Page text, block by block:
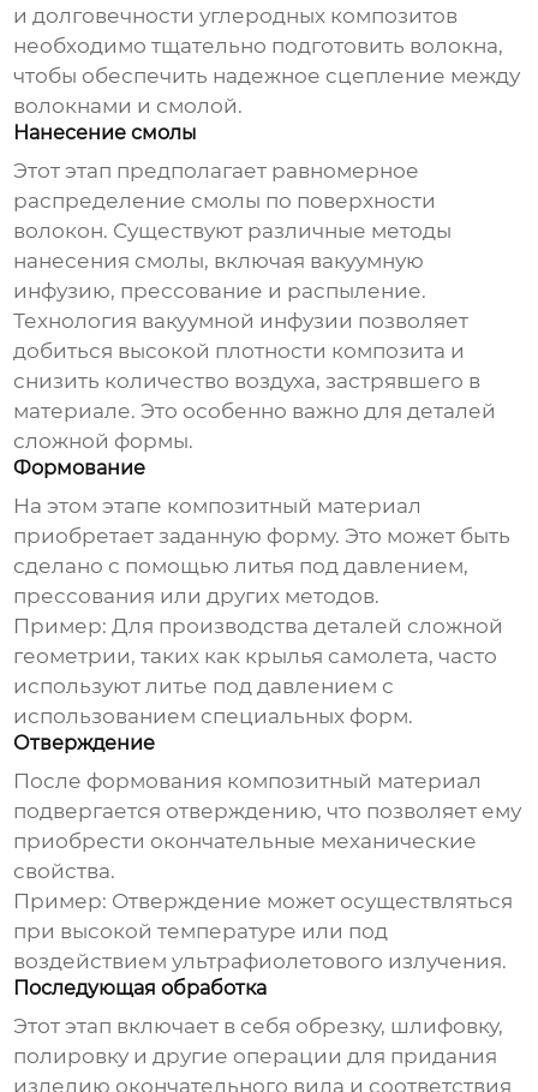
и долговечности углеродных композитов
необходимо тщательно подготовить волокна,
чтобы обеспечить надежное сцепление между
волокнами и смолой.
Нанесение смолы
Этот этап предполагает равномерное
распределение смолы по поверхности
волокон. Существуют различные методы
нанесения смолы, включая вакуумную
инфузию, прессование и распыление.
Технология вакуумной инфузии позволяет
добиться высокой плотности композита и
снизить количество воздуха, застрявшего в
материале. Это особенно важно для деталей
сложной формы.
Формование
На этом этапе композитный материал
приобретает заданную форму. Это может быть
сделано с помощью литья под давлением,
прессования или других методов.
Пример: Для производства деталей сложной
геометрии, таких как крылья самолета, часто
используют литье под давлением с
использованием специальных форм.
Отверждение
После формования композитный материал
подвергается отверждению, что позволяет ему
приобрести окончательные механические
свойства.
Пример: Отверждение может осуществляться
при высокой температуре или под
воздействием ультрафиолетового излучения.
Последующая обработка
Этот этап включает в себя обрезку, шлифовку,
полировку и другие операции для придания
изделию окончательного вида и соответствия